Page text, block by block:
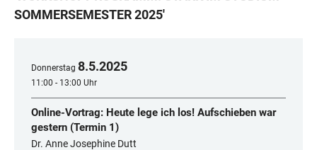
SOMMERSEMESTER 2025'
Donnerstag 8.5.2025
11:00 - 13:00 Uhr
Online-Vortrag: Heute lege ich los! Aufschieben war
gestern (Termin 1)
Dr. Anne Josephine Dutt